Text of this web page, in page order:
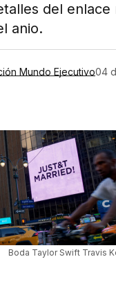
del enlace
anio.
Mundo Ejecutivo04
Boda Taylor Swift Travis